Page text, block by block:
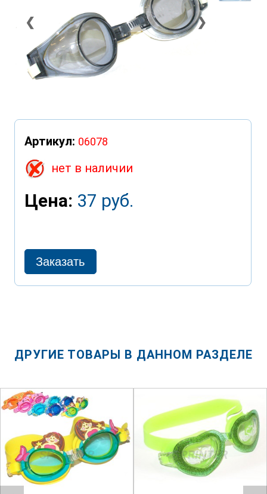
❮ ❯
Артикул: 06078
нет в наличии
Цена: 37 руб.
ДРУГИЕ ТОВАРЫ В ДАННОМ РАЗДЕЛЕ
SPRINTER SPRINTER